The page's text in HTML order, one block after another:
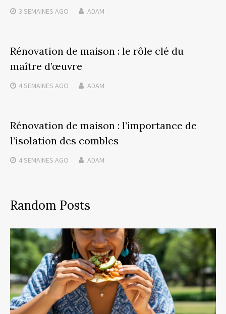
3 SEMAINES AGO ADAM
Rénovation de maison : le rôle clé du
maître d’œuvre
4 SEMAINES AGO ADAM
Rénovation de maison : l’importance de
l’isolation des combles
4 SEMAINES AGO ADAM
Random Posts